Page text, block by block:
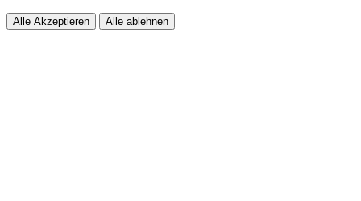
Alle Akzeptieren Alle ablehnen